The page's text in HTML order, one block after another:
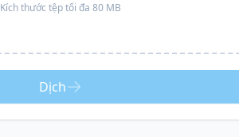
Kích thước tệp tối đa 80 MB
Dịch